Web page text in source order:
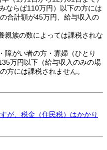
ならば110万円）以下の方には
合計額が45万円、給与収入の
親族の数によっては課税されな
障がい者の方・寡婦（ひとり
万円以下（給与収入のみの場
方には課税されません。
が、税金（住民税）はかかり